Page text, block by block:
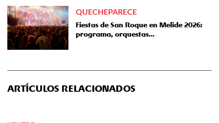
QUECHEPARECE
Fiestas de San Roque en Melide 2026:
programa, orquestas...
ARTÍCULOS RELACIONADOS